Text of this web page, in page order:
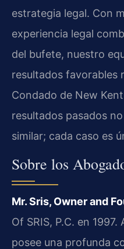
estrategia legal. Con
experiencia legal
del bufete, nuestro
resultados favorables
Condado de New
resultados pasados
similar; cada caso es
Sobre los
Mr. Sris, Owner and
Of SRIS, P.C. en
posee una profunda